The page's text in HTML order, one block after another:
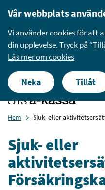
fredag kl. 9.00–11.00.
Du kan alltid kontakta
medlemskap. Tack för
Hem Sjuk- eller
Sjuk- eller
Vår webbplats
Vi använder cookies för att
din upplevelse. Tryck på
Läs mer om cookies
Neka Tillåt